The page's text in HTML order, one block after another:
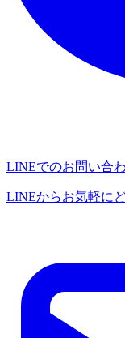
LINEでのお問い合
LINEからお気軽に